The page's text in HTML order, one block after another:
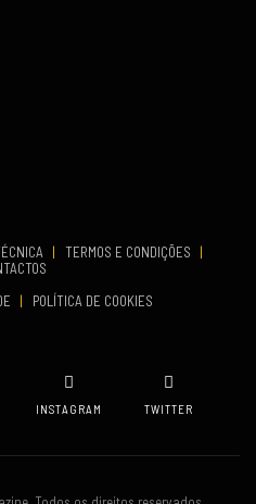
| TERMOS E CONDIÇÕES
|
| POLÍTICA DE COOKIES
INSTAGRAM TWITTER